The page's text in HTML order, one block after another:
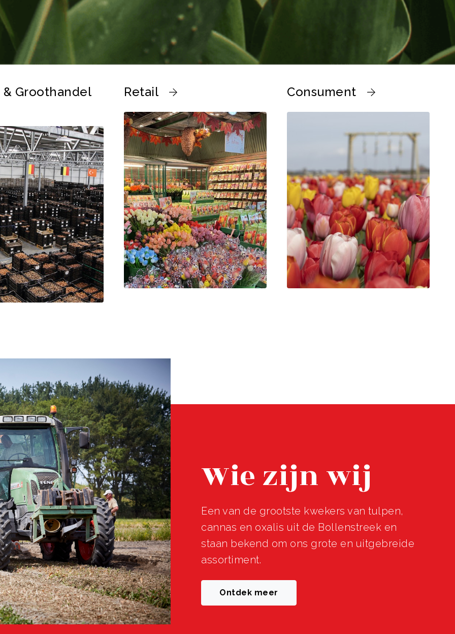
& Groothandel Retail Consument
Wie zijn wij
Een van de grootste kwekers van tulpen,
cannas en oxalis uit de Bollenstreek en
staan bekend om ons grote en uitgebreide
assortiment.
Ontdek meer